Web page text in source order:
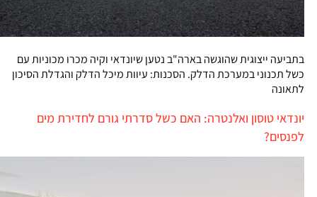
בתביעה ייצוגית שהוגשה בארה"ב נטען שיונדאי וקיה מכרו מכוניות עם
כשל תכנוני במערכת הדלק. הסכנות: עיוות מיכל הדלק והגדלת הסיכון
לתאונה
יונדאי טוסון ואלנטרה: האם כשל סדרתי גורם לחדירת מים
לפנסים?